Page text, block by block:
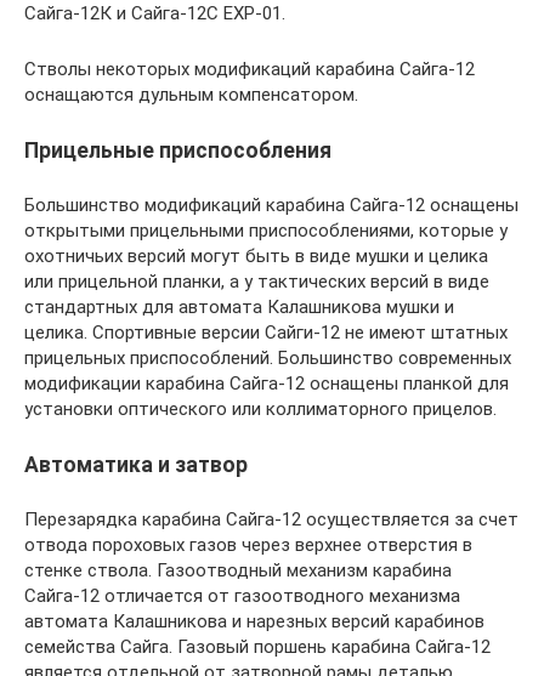
Сайга-12К и Сайга-12С ЕХР-01.
Стволы некоторых модификаций карабина Сайга-12
оснащаются дульным компенсатором.
Прицельные приспособления
Большинство модификаций карабина Сайга-12 оснащены
открытыми прицельными приспособлениями, которые у
охотничьих версий могут быть в виде мушки и целика
или прицельной планки, а у тактических версий в виде
стандартных для автомата Калашникова мушки и
целика. Спортивные версии Сайги-12 не имеют штатных
прицельных приспособлений. Большинство современных
модификации карабина Сайга-12 оснащены планкой для
установки оптического или коллиматорного прицелов.
Автоматика и затвор
Перезарядка карабина Сайга-12 осуществляется за счет
отвода пороховых газов через верхнее отверстия в
стенке ствола. Газоотводный механизм карабина
Сайга-12 отличается от газоотводного механизма
автомата Калашникова и нарезных версий карабинов
семейства Сайга. Газовый поршень карабина Сайга-12